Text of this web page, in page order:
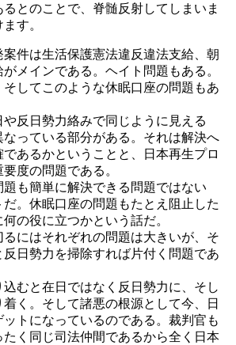
とのことで、脊髄反射してしまいま
す。
案件は生活保護憲法違反違法支給、朝
メインである。ヘイト問題もある。
してこのような休眠口座の問題もあ
反日勢力絡みで同じように見える
っている部分がある。それは解決へ
あるかということと、日本再生プロ
度の問題である。
も簡単に解決できる問題ではない
だ。休眠口座の問題もたとえ阻止した
の役に立つかという話だ。
にはそれぞれの問題は大きいが、そ
日勢力を掃除すれば片付く問題であ
むと在日ではなく反日勢力に、そし
く。そして諸悪の根源として今、日
トになっているのである。裁判官も
く同じ司法仲間であるから全く日本